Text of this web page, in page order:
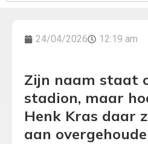
24/04/2026 12:19 am
Zijn naam staat
stadion, maar
Henk Kras daar
aan